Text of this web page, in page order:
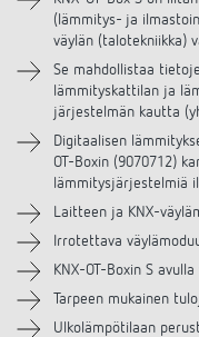
Lataukset
(lämmitys- ja
väylän (talotekniikka)
Se mahdollistaa
lämmityskattilan ja
järjestelmän kautta
Digitaalisen
OT-Boxin (9070712)
lämmitysjärjestelmiä
Laitteen ja KNX-
Irrotettava
KNX-OT-Boxin S
Tarpeen mukainen
Ulkolämpötilaan